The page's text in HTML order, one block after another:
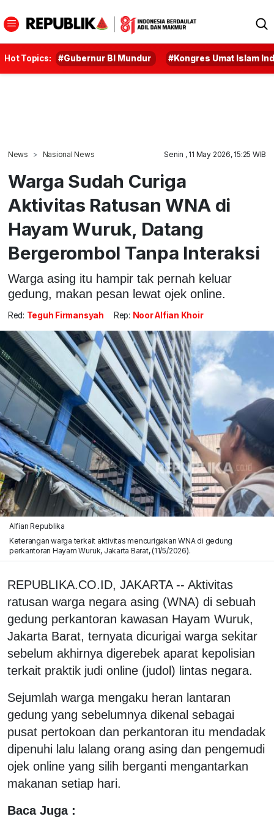
Hot Topics: #Gubernur BI Mundur #Kongres Umat Islam
News Nasional News Senin , 11 May 2026, 15:25 WIB
Warga Sudah Curiga
Aktivitas Ratusan WNA di
Hayam Wuruk, Datang
Bergerombol Tanpa Interaksi
Warga asing itu hampir tak pernah keluar
gedung, makan pesan lewat ojek online.
Red: Teguh Firmansyah Rep: Noor Alfian Khoir
Alfian Republika
Keterangan warga terkait aktivitas mencurigakan WNA di gedung
perkantoran Hayam Wuruk, Jakarta Barat, (11/5/2026).
REPUBLIKA.CO.ID, JAKARTA -- Aktivitas
ratusan warga negara asing (WNA) di sebuah
gedung perkantoran kawasan Hayam Wuruk,
Jakarta Barat, ternyata dicurigai warga sekitar
sebelum akhirnya digerebek aparat kepolisian
terkait praktik judi online (judol) lintas negara.
Sejumlah warga mengaku heran lantaran
gedung yang sebelumnya dikenal sebagai
pusat pertokoan dan perkantoran itu mendadak
dipenuhi lalu lalang orang asing dan pengemudi
ojek online yang silih berganti mengantarkan
makanan setiap hari.
Baca Juga :